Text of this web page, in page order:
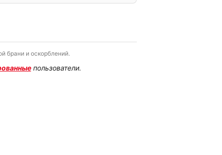
брани и оскорблений.
пользователи.